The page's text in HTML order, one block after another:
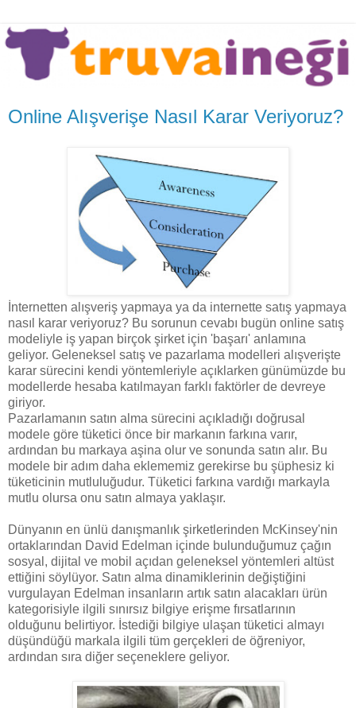
Online Alışverişe Nasıl Karar Veriyoruz?
İnternetten alışveriş yapmaya ya da internette satış yapmaya
nasıl karar veriyoruz? Bu sorunun cevabı bugün online satış
modeliyle iş yapan birçok şirket için 'başarı' anlamına
geliyor. Geleneksel satış ve pazarlama modelleri alışverişte
karar sürecini kendi yöntemleriyle açıklarken günümüzde bu
modellerde hesaba katılmayan farklı faktörler de devreye
giriyor.
Pazarlamanın satın alma sürecini açıkladığı doğrusal
modele göre tüketici önce bir markanın farkına varır,
ardından bu markaya aşina olur ve sonunda satın alır. Bu
modele bir adım daha eklememiz gerekirse bu şüphesiz ki
tüketicinin mutluluğudur. Tüketici farkına vardığı markayla
mutlu olursa onu satın almaya yaklaşır.
Dünyanın en ünlü danışmanlık şirketlerinden McKinsey'nin
ortaklarından David Edelman içinde bulunduğumuz çağın
sosyal, dijital ve mobil açıdan geleneksel yöntemleri altüst
ettiğini söylüyor. Satın alma dinamiklerinin değiştiğini
vurgulayan Edelman insanların artık satın alacakları ürün
kategorisiyle ilgili sınırsız bilgiye erişme fırsatlarının
olduğunu belirtiyor. İstediği bilgiye ulaşan tüketici almayı
düşündüğü markala ilgili tüm gerçekleri de öğreniyor,
ardından sıra diğer seçeneklere geliyor.